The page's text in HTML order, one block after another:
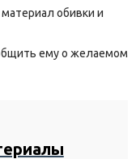
обивки и
ему о желаемом